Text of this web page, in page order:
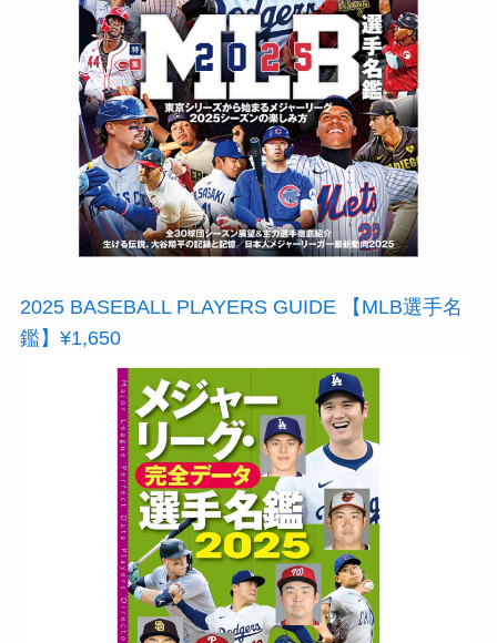
2025 BASEBALL PLAYERS GUIDE 【MLB選手名
鑑】¥1,650